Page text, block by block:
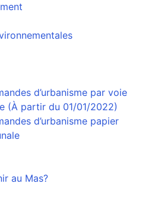
d’urbanisme par voie
(À partir du 01/01/2022)
d’urbanisme papier
au Mas?